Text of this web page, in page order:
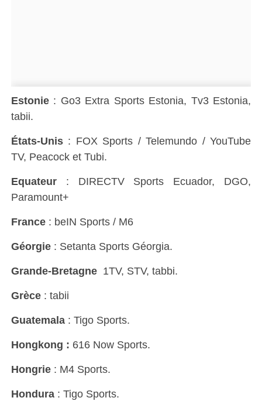
Estonie : Go3 Extra Sports Estonia, Tv3 Estonia,
tabii.
États-Unis : FOX Sports / Telemundo / YouTube
TV, Peacock et Tubi.
Equateur : DIRECTV Sports Ecuador, DGO,
Paramount+
France : beIN Sports / M6
Géorgie : Setanta Sports Géorgia.
Grande-Bretagne 1TV, STV, tabbi.
Grèce : tabii
Guatemala : Tigo Sports.
Hongkong : 616 Now Sports.
Hongrie : M4 Sports.
Hondura : Tigo Sports.